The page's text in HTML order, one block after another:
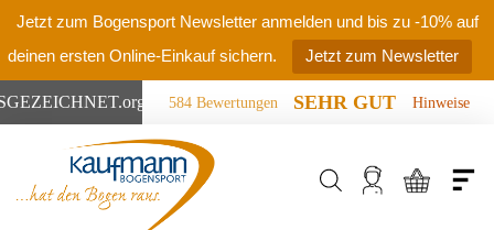
Jetzt zum Bogensport Newsletter anmelden und bis zu -10% auf
deinen ersten Online-Einkauf sichern.
Jetzt zum Newsletter
.org 584 Bewertungen SEHR GUT Hinweise
Products
search